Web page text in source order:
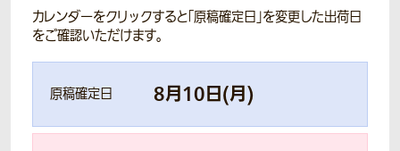
カレンダーをクリックすると「原稿確定日」を変更した出荷日
をご確認いただけます。
原稿確定日 8月10日(月)